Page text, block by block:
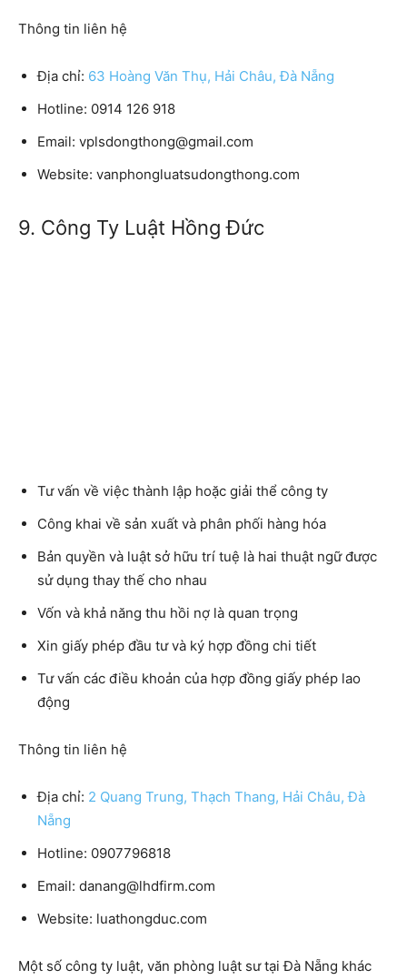
Thông tin liên hệ
Địa chỉ: 63 Hoàng Văn Thụ, Hải Châu, Đà Nẵng
Hotline: 0914 126 918
Email: vplsdongthong@gmail.com
Website: vanphongluatsudongthong.com
9. Công Ty Luật Hồng Đức
Tư vấn về việc thành lập hoặc giải thể công ty
Công khai về sản xuất và phân phối hàng hóa
Bản quyền và luật sở hữu trí tuệ là hai thuật ngữ được
sử dụng thay thế cho nhau
Vốn và khả năng thu hồi nợ là quan trọng
Xin giấy phép đầu tư và ký hợp đồng chi tiết
Tư vấn các điều khoản của hợp đồng giấy phép lao
động
Thông tin liên hệ
Địa chỉ: 2 Quang Trung, Thạch Thang, Hải Châu, Đà
Nẵng
Hotline: 0907796818
Email: danang@lhdfirm.com
Website: luathongduc.com
Một số công ty luật, văn phòng luật sư tại Đà Nẵng khác